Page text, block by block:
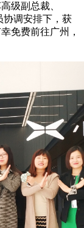
级副总裁、
调安排下，获
免费前往广州，